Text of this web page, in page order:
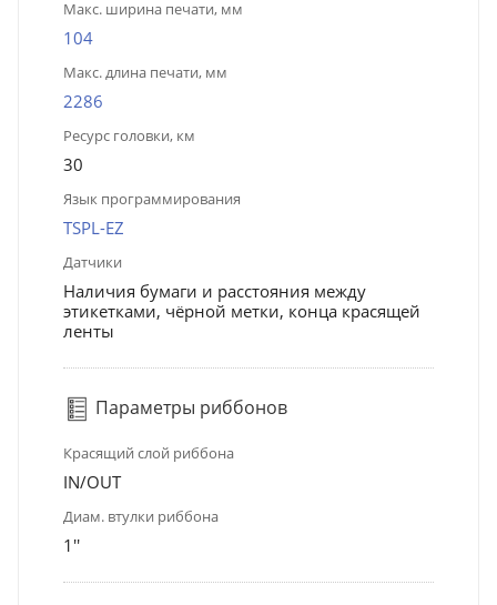
Макс. ширина печати, мм
104
Макс. длина печати, мм
2286
Ресурс головки, км
30
Язык программирования
TSPL-EZ
Датчики
Наличия бумаги и расстояния между
этикетками, чёрной метки, конца красящей
ленты
Параметры риббонов
Красящий слой риббона
IN/OUT
Диам. втулки риббона
1''